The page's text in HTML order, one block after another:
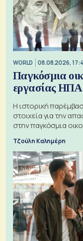
WORLD 08.08.2026,
Παγκόσμια
εργασίας ΗΠΑ
Η ιστορική
στοιχεία για την
στην παγκόσμια
Τζούλη Καλημέρη